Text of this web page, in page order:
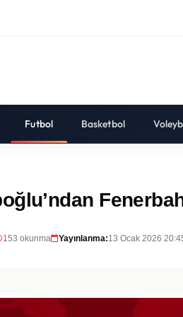
Futbol Basketbol
153 okunma Yayınlanma:13 Ocak 2026